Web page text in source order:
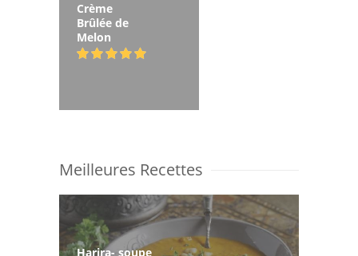
Crème
Brûlée de
Melon
Meilleures Recettes
Harira- soupe